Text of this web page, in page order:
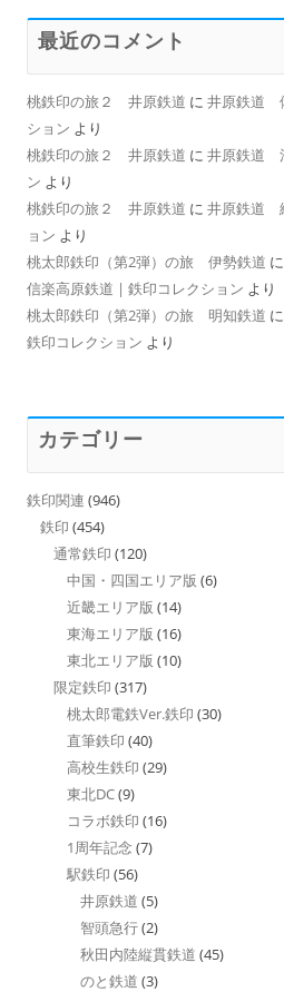
最近のコメント
桃鉄印の旅２ 井原鉄道 に 井原鉄道
ション より
桃鉄印の旅２ 井原鉄道 に 井原鉄道
ン より
桃鉄印の旅２ 井原鉄道 に 井原鉄道
ョン より
桃太郎鉄印（第2弾）の旅 伊勢鉄道 に
信楽高原鉄道 | 鉄印コレクション より
桃太郎鉄印（第2弾）の旅 明知鉄道 に
鉄印コレクション より
カテゴリー
鉄印関連 (946)
鉄印 (454)
通常鉄印 (120)
中国・四国エリア版 (6)
近畿エリア版 (14)
東海エリア版 (16)
東北エリア版 (10)
限定鉄印 (317)
桃太郎電鉄Ver.鉄印 (30)
直筆鉄印 (40)
高校生鉄印 (29)
東北DC(9)
コラボ鉄印 (16)
1周年記念 (7)
駅鉄印 (56)
井原鉄道 (5)
智頭急行(2)
秋田内陸縦貫鉄道 (45)
のと鉄道 (3)